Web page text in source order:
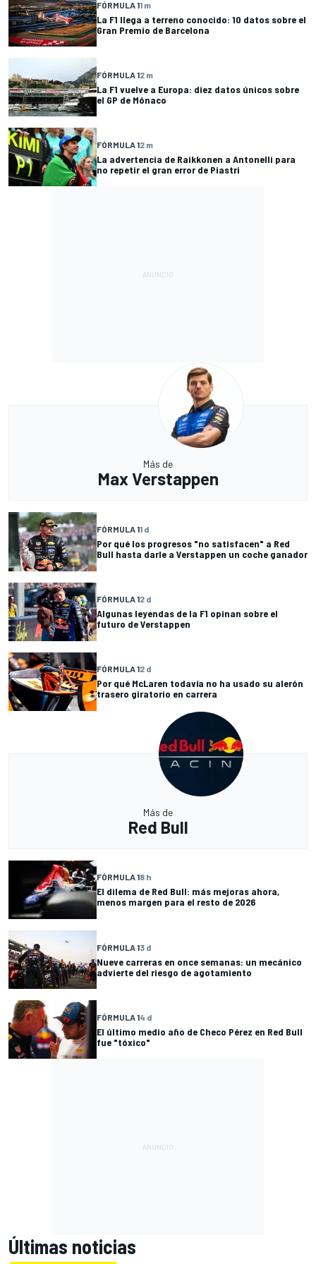
FÓRMULA 11 m
La F1 llega a terreno conocido: 10 datos sobre el
Gran Premio de Barcelona
FÓRMULA 12 m
La F1 vuelve a Europa: diez datos únicos sobre
el GP de Mónaco
FÓRMULA 12 m
La advertencia de Raikkonen a Antonelli para
no repetir el gran error de Piastri
Más de
Max Verstappen
FÓRMULA 11 d
Por qué los progresos "no satisfacen" a Red
Bull hasta darle a Verstappen un coche ganador
FÓRMULA 12 d
Algunas leyendas de la F1 opinan sobre el
futuro de Verstappen
FÓRMULA 12 d
Por qué McLaren todavía no ha usado su alerón
trasero giratorio en carrera
Más de
Red Bull
FÓRMULA 18 h
El dilema de Red Bull: más mejoras ahora,
menos margen para el resto de 2026
FÓRMULA 13 d
Nueve carreras en once semanas: un mecánico
advierte del riesgo de agotamiento
FÓRMULA 14 d
El último medio año de Checo Pérez en Red Bull
fue "tóxico"
Últimas noticias